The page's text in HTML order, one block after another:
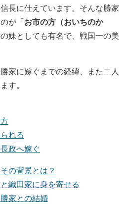
長に仕えています。そんな勝家
が「お市の方（おいちのか
妹としても有名で、戦国一の美
家に嫁ぐまでの経緯、また二人
す。
れる
政へ嫁ぐ
の背景とは？
織田家に身を寄せる
家との結婚